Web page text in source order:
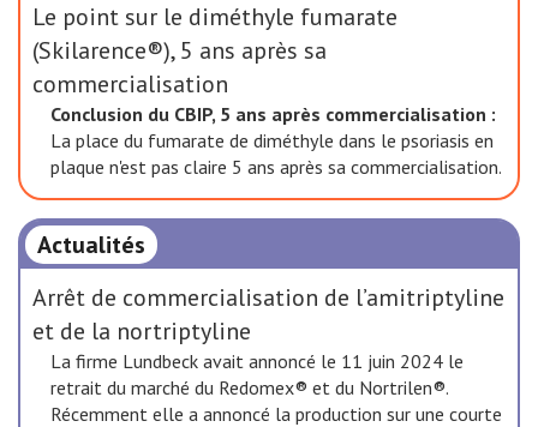
Le point sur le diméthyle fumarate
(Skilarence®), 5 ans après sa
commercialisation
Conclusion du CBIP, 5 ans après commercialisation :
La place du fumarate de diméthyle dans le psoriasis en
plaque n'est pas claire 5 ans après sa commercialisation.
Actualités
Arrêt de commercialisation de l’amitriptyline
et de la nortriptyline
La firme Lundbeck avait annoncé le 11 juin 2024 le
retrait du marché du Redomex® et du Nortrilen®.
Récemment elle a annoncé la production sur une courte